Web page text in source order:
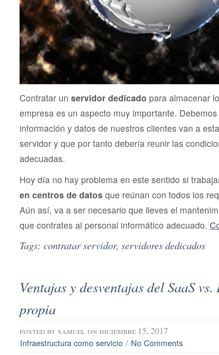
Contratar un servidor dedicado para almacenar
empresa es un aspecto muy importante.
información y datos de nuestros clientes van a
servidor y que por tanto debería reunir las
adecuadas.
Hoy día no hay problema en este sentido si
en centros de datos que reúnan con todos los
Aún así, va a ser necesario que lleves el
que contrates al personal informático adecuado.
Tags: contratar servidor, servidores dedicados
Ventajas y desventajas del SaaS
propia
posted by samuel on diciembre 15, 2017
Infraestructura como servicio / No Comments